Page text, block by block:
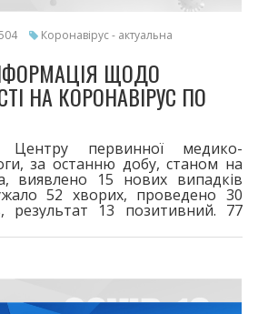
Коронавірус - актуальна
ЩОДО
НА КОРОНАВІРУС ПО
Центру первинної медико-
за останню добу, станом на
виявлено 15 нових випадків
52 хворих, проведено 30
результат 13 позитивний. 77
За весь період у місті
бустерна доза - 4818,
покровчани! При перших